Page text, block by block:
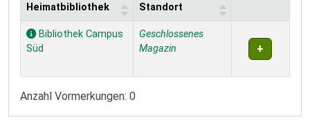
Exemplare
Heimatbibliothek Standort
Bibliothek Campus
Süd
Geschlossenes
Magazin
Anzahl Vormerkungen: 0